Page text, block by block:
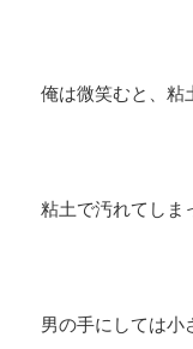
俺は微笑むと、粘
粘土で汚れてしま
男の手にしては小